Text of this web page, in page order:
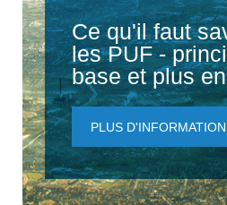
Ce qu'il faut
les PUF -
base et plus
PLUS